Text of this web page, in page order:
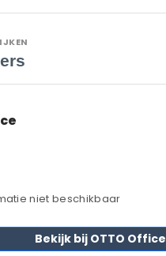
niet beschikbaar
Bekijk bij OTTO Office